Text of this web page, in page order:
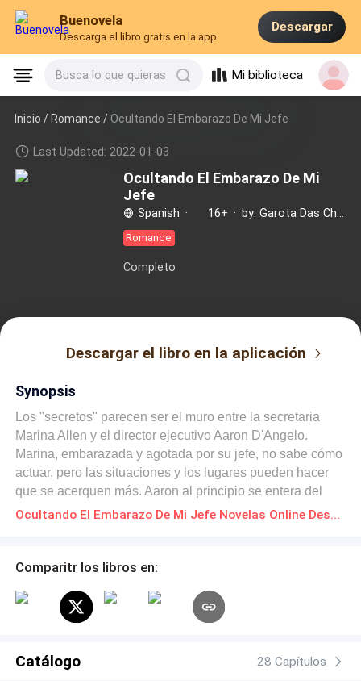
Buenovela
Descarga el libro gratis en la app
Descargar
Busca lo que quieras Mi biblioteca
Inicio /Romance / Ocultando El Embarazo De Mi Jefe
Last Updated: 2022-01-03
Ocultando El Embarazo De Mi
Jefe
Spanish · 16+ ·
Romance
Completo
Descargar el libro en la aplicación
Synopsis
Los "secretos" parecen ser el muro entre la secretaria
Marina Allen y el director ejecutivo Aaron D'Angelo.
Marina, embarazada y agotada por su jefe, no sabe cómo
actuar, pero las situaciones y los lugares pueden hacer
que se acerquen más. Aaron al principio se entera del
bebé, pero ¿qué más no está diciendo Marina? ObtengaOcultando El Embarazo De Mi Jefe Novelas Online Descarga gratuita de PDF
Comparitr los libros en:
Catálogo 28 Capítulos